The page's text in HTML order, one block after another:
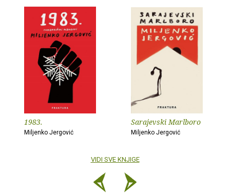
1983.
Miljenko Jergović
Sarajevski Marlboro
Miljenko Jergović
VIDI SVE KNJIGE